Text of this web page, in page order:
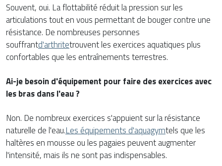
Souvent, oui. La flottabilité réduit la pression sur les
articulations tout en vous permettant de bouger contre une
résistance. De nombreuses personnes
souffrantd'arthritetrouvent les exercices aquatiques plus
confortables que les entraînements terrestres.
Ai-je besoin d'équipement pour faire des exercices avec
les bras dans l'eau ?
Non. De nombreux exercices s'appuient sur la résistance
naturelle de l'eau.Les équipements d'aquagymtels que les
haltères en mousse ou les pagaies peuvent augmenter
l'intensité, mais ils ne sont pas indispensables.